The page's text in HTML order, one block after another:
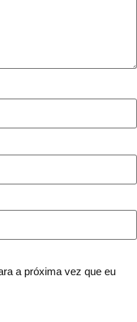
a próxima vez que eu